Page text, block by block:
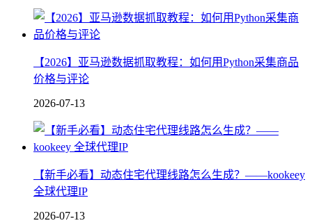
【2026】亚马逊数据抓取教程：如何用Python采集商品
价格与评论
2026-07-13
【新手必看】动态住宅代理线路怎么生成？——kookeey
全球代理IP
2026-07-13